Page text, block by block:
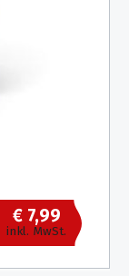
€ 7,99
inkl. MwSt.